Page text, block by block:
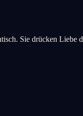
Sie drücken Liebe